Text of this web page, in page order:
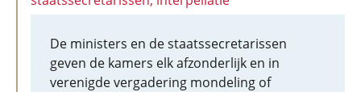
De ministers en de staatssecretarissen
geven de kamers elk afzonderlijk en in
verenigde vergadering mondeling of